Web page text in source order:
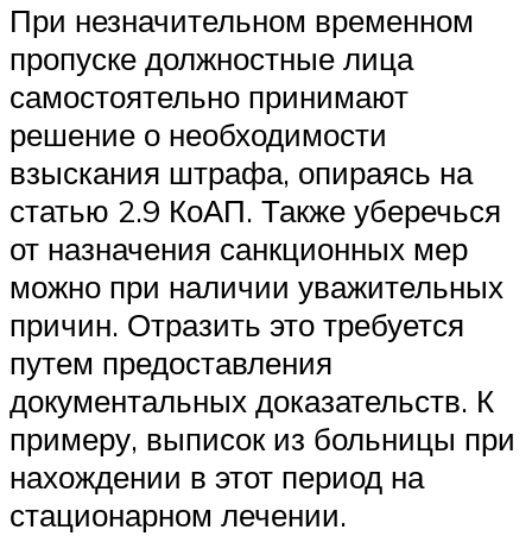
При незначительном временном
пропуске должностные лица
самостоятельно принимают
решение о необходимости
взыскания штрафа, опираясь на
статью 2.9 КоАП. Также уберечься
от назначения санкционных мер
можно при наличии уважительных
причин. Отразить это требуется
путем предоставления
документальных доказательств. К
примеру, выписок из больницы при
нахождении в этот период на
стационарном лечении.